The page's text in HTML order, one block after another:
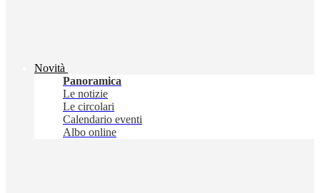
Novità
Panoramica
Le notizie
Le circolari
Calendario eventi
Albo online